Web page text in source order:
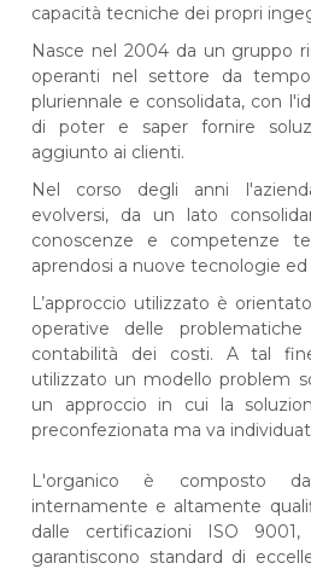
capacità tecniche dei propri
Nasce nel 2004 da un gruppo
operanti nel settore da
pluriennale e consolidata, con
di poter e saper fornire
aggiunto ai clienti.
Nel corso degli anni
evolversi, da un lato
conoscenze e competenze
aprendosi a nuove tecnologie
L’approccio utilizzato è
operative delle
contabilità dei costi. A tal
utilizzato un modello problem
un approccio in cui la
preconfezionata ma va
L'organico è composto
internamente e altamente
dalle certificazioni ISO
garantiscono standard di